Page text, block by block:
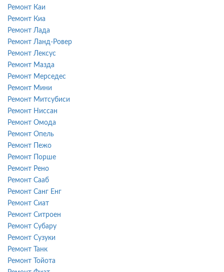
Ремонт Каи
Ремонт Киа
Ремонт Лада
Ремонт Ланд-Ровер
Ремонт Лексус
Ремонт Мазда
Ремонт Мерседес
Ремонт Мини
Ремонт Митсубиси
Ремонт Ниссан
Ремонт Омода
Ремонт Опель
Ремонт Пежо
Ремонт Порше
Ремонт Рено
Ремонт Сааб
Ремонт Санг Енг
Ремонт Сиат
Ремонт Ситроен
Ремонт Субару
Ремонт Сузуки
Ремонт Танк
Ремонт Тойота